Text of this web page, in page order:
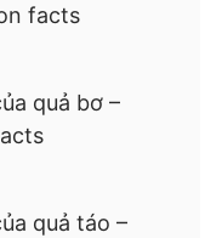
facts
quả bơ –
quả táo –